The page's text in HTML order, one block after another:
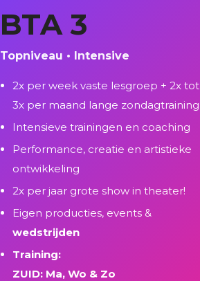
BTA 3
Topniveau • Intensive
2x per week vaste lesgroep + 2x tot
3x per maand lange zondagtraining
Intensieve trainingen en coaching
Performance, creatie en artistieke
ontwikkeling
2x per jaar grote show in theater!
Eigen producties, events &
wedstrijden
Training:
ZUID: Ma, Wo & Zo